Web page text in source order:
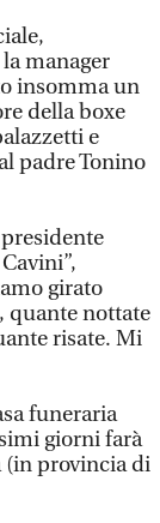
manager
insomma un
della boxe
e
padre Tonino
girato
quante nottate
risate. Mi
funeraria
giorni farà
(in provincia di